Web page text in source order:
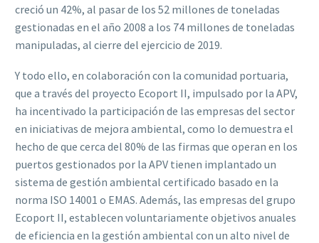
creció un 42%, al pasar de los 52 millones de toneladas
gestionadas en el año 2008 a los 74 millones de toneladas
manipuladas, al cierre del ejercicio de 2019.
Y todo ello, en colaboración con la comunidad portuaria,
que a través del proyecto Ecoport II, impulsado por la APV,
ha incentivado la participación de las empresas del sector
en iniciativas de mejora ambiental, como lo demuestra el
hecho de que cerca del 80% de las firmas que operan en los
puertos gestionados por la APV tienen implantado un
sistema de gestión ambiental certificado basado en la
norma ISO 14001 o EMAS. Además, las empresas del grupo
Ecoport II, establecen voluntariamente objetivos anuales
de eficiencia en la gestión ambiental con un alto nivel de